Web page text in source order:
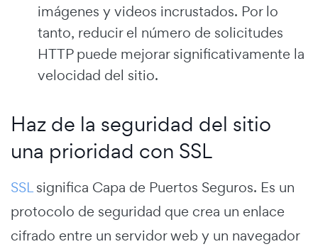
imágenes y videos incrustados. Por lo
tanto, reducir el número de solicitudes
HTTP puede mejorar significativamente la
velocidad del sitio.
Haz de la seguridad del sitio
una prioridad con SSL
SSLsignifica Capa de Puertos Seguros. Es un
protocolo de seguridad que crea un enlace
cifrado entre un servidor web y un navegador